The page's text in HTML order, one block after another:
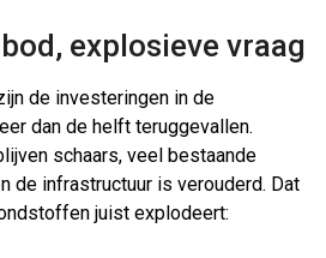
explosieve vraag
de investeringen in de
dan de helft teruggevallen.
schaars, veel bestaande
de infrastructuur is verouderd. Dat
juist explodeert: